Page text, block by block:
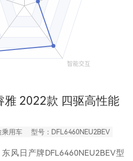
雅 2022款 四驱高性能
乘用车 型号：DFL6460NEU2BEV
风日产牌DFL6460NEU2BEV型